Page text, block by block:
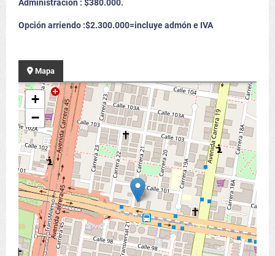
Administración : $380.000.
Opción arriendo :$2.300.000=incluye admón e IVA
Mapa
+
−